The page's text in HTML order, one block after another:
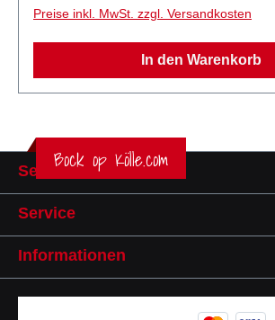
Preise inkl. MwSt. zzgl. Versandkosten
In den Warenkorb
Bock op Kölle.com
Service-Hotline
Service
Informationen